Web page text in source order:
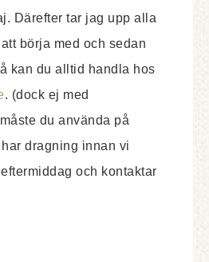
Därefter tar jag upp alla
börja med och sedan
kan du alltid handla hos
. (dock ej med
du använda på
dragning innan vi
och kontaktar